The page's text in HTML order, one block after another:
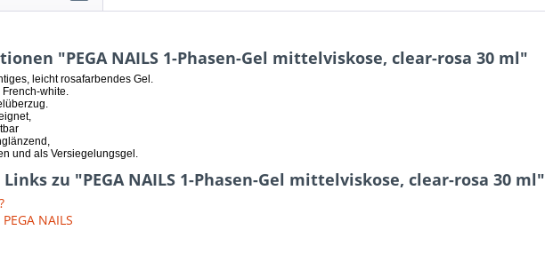
"PEGA NAILS 1-Phasen-Gel mittelviskose, clear-rosa 30 ml"
leicht rosafarbendes Gel.
white.
und als Versiegelungsgel.
zu "PEGA NAILS 1-Phasen-Gel mittelviskose, clear-rosa 30 ml"
NAILS